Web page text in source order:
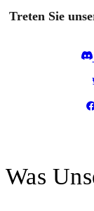
Treten Sie
Was